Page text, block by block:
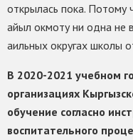
открылась пока. Потому
айыл окмоту ни одна не
аильных округах школы
В 2020-2021 учебном
организациях
обучение согласно
воспитательного